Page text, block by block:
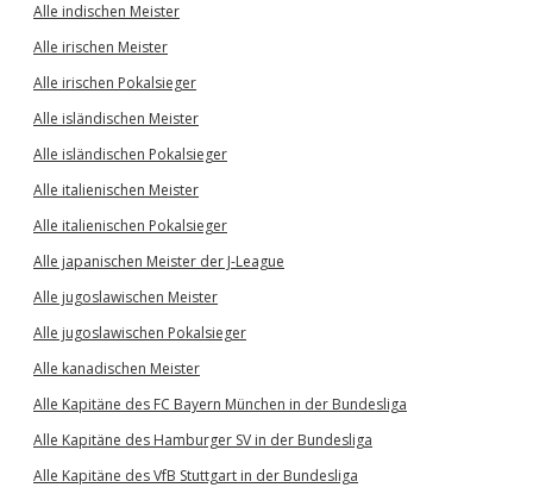
Alle indischen Meister
Alle irischen Meister
Alle irischen Pokalsieger
Alle isländischen Meister
Alle isländischen Pokalsieger
Alle italienischen Meister
Alle italienischen Pokalsieger
Alle japanischen Meister der J-League
Alle jugoslawischen Meister
Alle jugoslawischen Pokalsieger
Alle kanadischen Meister
Alle Kapitäne des FC Bayern München in der Bundesliga
Alle Kapitäne des Hamburger SV in der Bundesliga
Alle Kapitäne des VfB Stuttgart in der Bundesliga